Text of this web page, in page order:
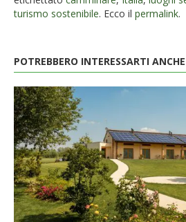
turismo sostenibile. Ecco il permalink.
POTREBBERO INTERESSARTI ANCHE